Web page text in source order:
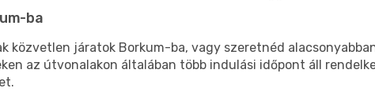
ba
közvetlen járatok Borkum-ba, vagy szeretnéd
az útvonalakon általában több indulási időpont áll